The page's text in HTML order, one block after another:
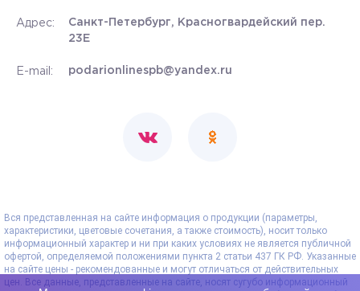
Адрес:
Санкт-Петербург, Красногвардейский пер.
23Е
E-mail: podarionlinespb@yandex.ru
Вся представленная на сайте информация о продукции (параметры,
характеристики, цветовые сочетания, а также стоимость), носит только
информационный характер и ни при каких условиях не является публичной
офертой, определяемой положениями пункта 2 статьи 437 ГК РФ. Указанные
на сайте цены - рекомендованные и могут отличаться от действительных
цен. Все данные, представленные на сайте, носят сугубо информационный